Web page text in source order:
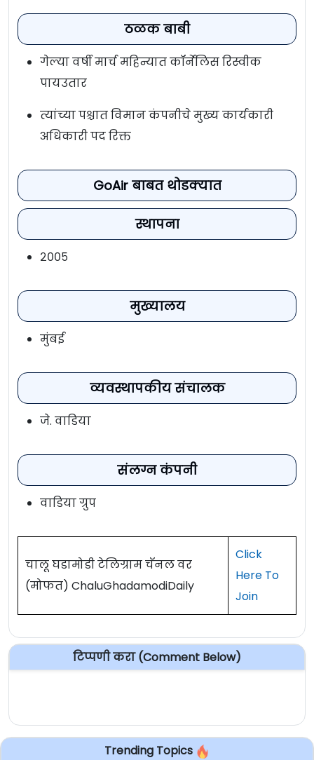
ठळक बाबी
गेल्या वर्षी मार्च महिन्यात कॉर्नेलिस रिस्वीक
पायउतार
त्यांच्या पश्चात विमान कंपनीचे मुख्य कार्यकारी
अधिकारी पद रिक्त
GoAir बाबत थोडक्यात
स्थापना
२००५
मुख्यालय
मुंबई
व्यवस्थापकीय संचालक
जे. वाडिया
संलग्न कंपनी
वाडिया ग्रुप
चालू घडामोडी टेलिग्राम चॅनल वर
(मोफत) ChaluGhadamodiDaily
Click
Here To
Join
टिप्पणी करा (Comment Below)
Trending Topics